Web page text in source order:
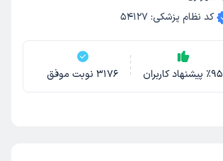
کد نظام پزشکی:
54127
٪95 پیشنهاد کاربران 3176 نوبت موفق